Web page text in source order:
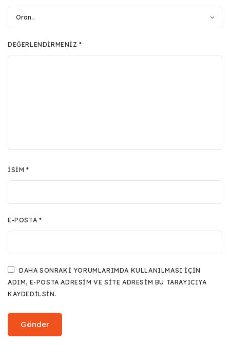
DEĞERLENDIRMENIZ*
İSIM*
E-POSTA *
DAHA SONRAKI YORUMLARIMDA KULLANILMASI IÇIN
ADIM, E-POSTA ADRESIM VE SITE ADRESIM BU TARAYICIYA
KAYDEDILSIN.